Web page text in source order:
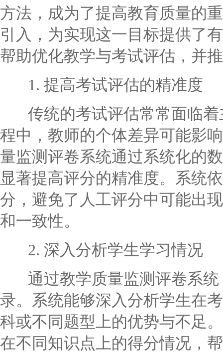
方法，成为了提高教育质量的
引入，为实现这一目标提供了
帮助优化教学与考试评估，并
1. 提高考试评估的精准度
传统的考试评估常常面临着
程中，教师的个体差异可能影
量监测评卷系统通过系统化的
显著提高评分的精准度。系统
分，避免了人工评分中可能出
和一致性。
2. 深入分析学生学习情况
通过教学质量监测评卷系统
录。系统能够深入分析学生在
科或不同题型上的优势与不足
在不同知识点上的得分情况，